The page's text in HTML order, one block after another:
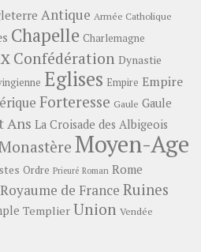
Antique Armée Catholique
Chapelle Charlemagne
Confédération Dynastie
Eglises Empire Empire
Forteresse Gaule Gaule
Ans La Croisade des Albigeois
Moyen-Age
Ordre Prieuré Roman Rome
Royaume de France Ruines
Templier Union Vendée